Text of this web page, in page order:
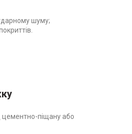
шуму;
цементно-піщану або